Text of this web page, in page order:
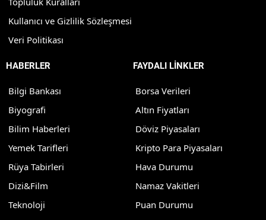
Kullanıcı ve Gizlilik Sözleşmesi
Veri Politikası
HABERLER
Bilgi Bankası
Biyografi
Bilim Haberleri
Yemek Tarifleri
Rüya Tabirleri
Dizi&Film
Teknoloji
FAYDALI LİNKLER
Borsa Verileri
Altın Fiyatları
Döviz Piyasaları
Kripto Para Piyasaları
Hava Durumu
Namaz Vakitleri
Puan Durumu